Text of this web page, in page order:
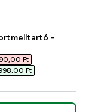
-
Ft‎
Ft‎